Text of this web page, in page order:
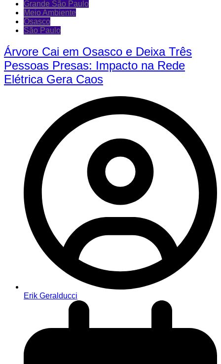
Grande São Paulo
Meio Ambiente
Osasco
São Paulo
Árvore Cai em Osasco e Deixa Três
Pessoas Presas: Impacto na Rede
Elétrica Gera Caos
Erik Geralducci